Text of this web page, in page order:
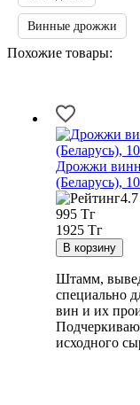
Винные дрожжи
Похожие товары:
Дрожжи
(Беларусь),
995 Тг
1925 Тг
Штамм,
специально
вин и их
исходного